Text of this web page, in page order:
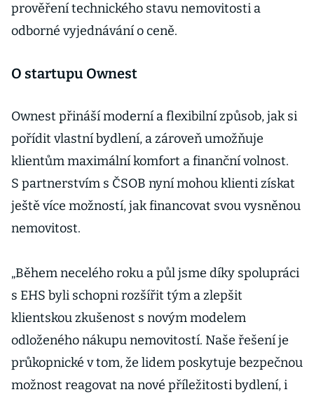
prověření technického stavu nemovitosti a
odborné vyjednávání o ceně.
O startupu Ownest
Ownest přináší moderní a flexibilní způsob, jak si
pořídit vlastní bydlení, a zároveň umožňuje
klientům maximální komfort a finanční volnost.
S partnerstvím s ČSOB nyní mohou klienti získat
ještě více možností, jak financovat svou vysněnou
nemovitost.
„Během necelého roku a půl jsme díky spolupráci
s EHS byli schopni rozšířit tým a zlepšit
klientskou zkušenost s novým modelem
odloženého nákupu nemovitostí. Naše řešení je
průkopnické v tom, že lidem poskytuje bezpečnou
možnost reagovat na nové příležitosti bydlení, i